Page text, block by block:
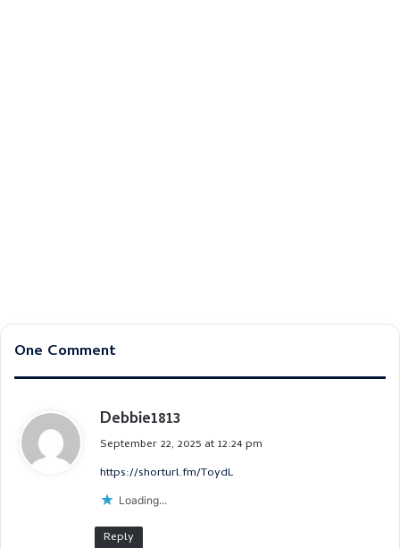
One Comment
Debbie1813
a
s
September 22, 2025 at 12:24 pm
https://shorturl.fm/ToydL
Loading...
Reply